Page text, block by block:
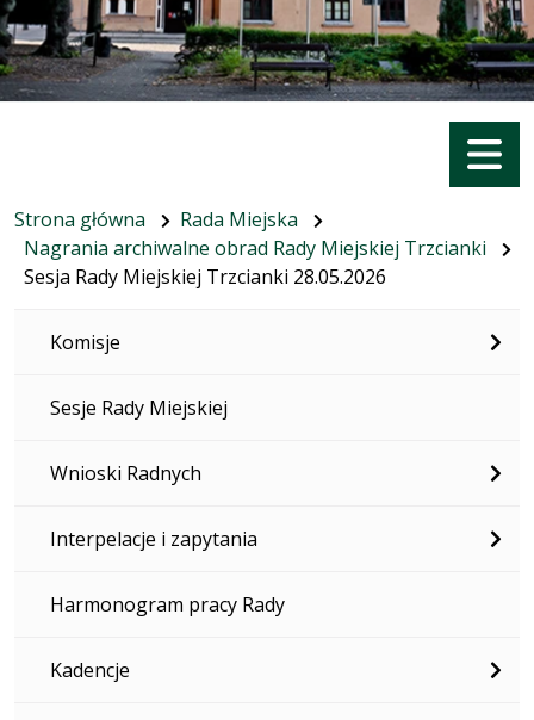
Menu
Strona główna
Rada Miejska
Nagrania archiwalne obrad Rady Miejskiej Trzcianki
Sesja Rady Miejskiej Trzcianki 28.05.2026
Komisje
Sesje Rady Miejskiej
Wnioski Radnych
Interpelacje i zapytania
Harmonogram pracy Rady
Kadencje